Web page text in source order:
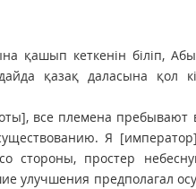
қашып кеткенін біліп,
қазақ даласына қол
все племена пребывают
Я
стороны, простер
улучшения предполагал